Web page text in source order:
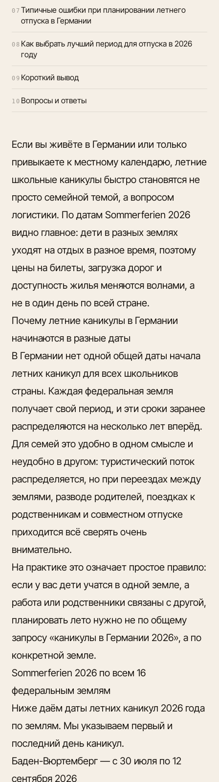
07 Типичные ошибки при планировании летнего
отпуска в Германии
08 Как выбрать лучший период для отпуска в 2026
году
09 Короткий вывод
10 Вопросы и ответы
Если вы живёте в Германии или только
привыкаете к местному календарю, летние
школьные каникулы быстро становятся не
просто семейной темой, а вопросом
логистики. По датам Sommerferien 2026
видно главное: дети в разных землях
уходят на отдых в разное время, поэтому
цены на билеты, загрузка дорог и
доступность жилья меняются волнами, а
не в один день по всей стране.
Почему летние каникулы в Германии
начинаются в разные даты
В Германии нет одной общей даты начала
летних каникул для всех школьников
страны. Каждая федеральная земля
получает свой период, и эти сроки заранее
распределяются на несколько лет вперёд.
Для семей это удобно в одном смысле и
неудобно в другом: туристический поток
распределяется, но при переездах между
землями, разводе родителей, поездках к
родственникам и совместном отпуске
приходится всё сверять очень
внимательно.
На практике это означает простое правило:
если у вас дети учатся в одной земле, а
работа или родственники связаны с другой,
планировать лето нужно не по общему
запросу «каникулы в Германии 2026», а по
конкретной земле.
Sommerferien 2026 по всем 16
федеральным землям
Ниже даём даты летних каникул 2026 года
по землям. Мы указываем первый и
последний день каникул.
Баден-Вюртемберг — с 30 июля по 12
сентября 2026